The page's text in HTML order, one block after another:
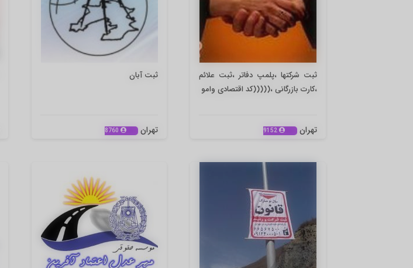
ثبت آبان
تهران 8760
ثبت شرکتها ،پلمپ دفاتر ،ثبت علائم
،کارت بازرگانی ،(((((کد اقتصادی وامو
تهران 9152